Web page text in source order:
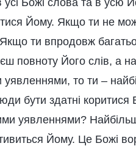
Божі слова та в усю
Йому. Якщо ти не
ти впродовж
повноту Його слів, а
уявленнями, то ти –
бути здатні коритися
уявленнями?
Йому. Це Божі